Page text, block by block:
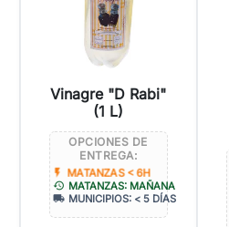
Vinagre "D Rabi"
(1 L)
OPCIONES DE
ENTREGA:
flash_on MATANZAS < 6H
history MATANZAS: MAÑANA
local_shipping MUNICIPIOS: < 5 DÍAS